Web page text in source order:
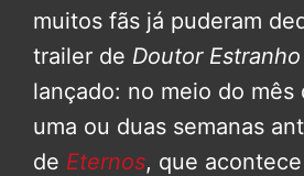
muitos fãs já puderam
trailer de Doutor
lançado: no meio do mês
uma ou duas semanas
de Eternos, que